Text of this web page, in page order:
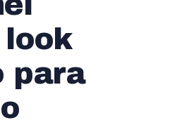
look
para